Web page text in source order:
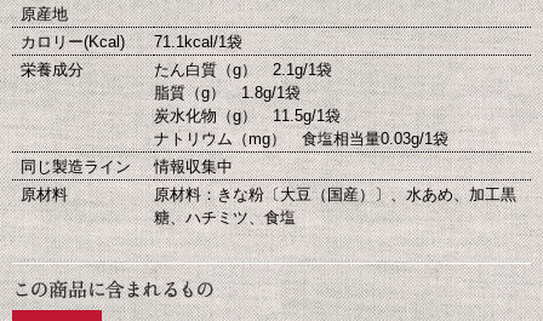
原産地
カロリー(Kcal)
71.1kcal/1袋
栄養成分
たん白質（g） 2.1g/1袋
脂質（g） 1.8g/1袋
炭水化物（g） 11.5g/1袋
ナトリウム（mg） 食塩相当量0.03g/1袋
同じ製造ライン
情報収集中
原材料
原材料：きな粉〔大豆（国産）〕、水あめ、加工黒
糖、ハチミツ、食塩